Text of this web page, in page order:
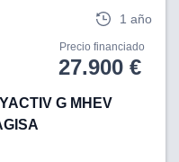
1 año
Precio financiado
27.900 €
G MHEV